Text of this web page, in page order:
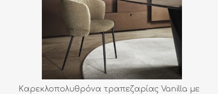
Kαρεκλοπολυθρόνα τραπεζαρίας Vanilla με